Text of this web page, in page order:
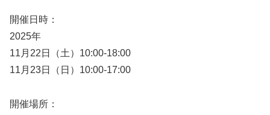
開催日時：
2025年
11月22日（土）10:00-18:00
11月23日（日）10:00-17:00
開催場所：